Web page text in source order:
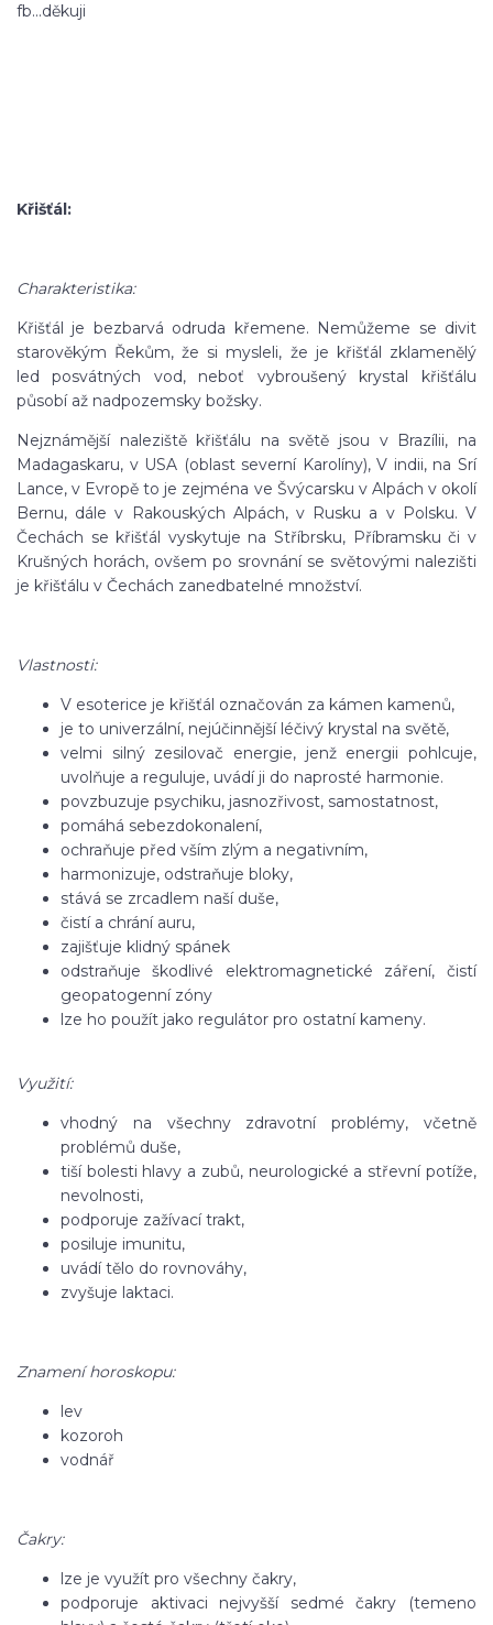
fb...děkuji
Křišťál:
Charakteristika:
Křišťál je bezbarvá odruda křemene. Nemůžeme se divit
starověkým Řekům, že si mysleli, že je křišťál zklamenělý
led posvátných vod, neboť vybroušený krystal křišťálu
působí až nadpozemsky božsky.
Nejznámější naleziště křišťálu na světě jsou v Brazílii, na
Madagaskaru, v USA (oblast severní Karolíny), V indii, na Srí
Lance, v Evropě to je zejména ve Švýcarsku v Alpách v okolí
Bernu, dále v Rakouských Alpách, v Rusku a v Polsku. V
Čechách se křišťál vyskytuje na Stříbrsku, Příbramsku či v
Krušných horách, ovšem po srovnání se světovými nalezišti
je křišťálu v Čechách zanedbatelné množství.
Vlastnosti:
V esoterice je křišťál označován za kámen kamenů,
je to univerzální, nejúčinnější léčivý krystal na světě,
velmi silný zesilovač energie, jenž energii pohlcuje,
uvolňuje a reguluje, uvádí ji do naprosté harmonie.
povzbuzuje psychiku, jasnozřivost, samostatnost,
pomáhá sebezdokonalení,
ochraňuje před vším zlým a negativním,
harmonizuje, odstraňuje bloky,
stává se zrcadlem naší duše,
čistí a chrání auru,
zajišťuje klidný spánek
odstraňuje škodlivé elektromagnetické záření, čistí
geopatogenní zóny
lze ho použít jako regulátor pro ostatní kameny.
Využití:
vhodný na všechny zdravotní problémy, včetně
problémů duše,
tiší bolesti hlavy a zubů, neurologické a střevní potíže,
nevolnosti,
podporuje zažívací trakt,
posiluje imunitu,
uvádí tělo do rovnováhy,
zvyšuje laktaci.
Znamení horoskopu:
lev
kozoroh
vodnář
Čakry:
lze je využít pro všechny čakry,
podporuje aktivaci nejvyšší sedmé čakry (temeno